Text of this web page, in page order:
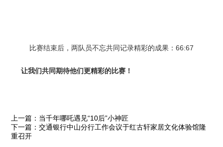
比赛结束后，两队员不忘共同记录精彩的成果：66:67
让我们共同期待他们更精彩的比赛！
上一篇：当千年哪吒遇见“10后”小神匠
下一篇：交通银行中山分行工作会议于红古轩家居文化体验馆隆
重召开